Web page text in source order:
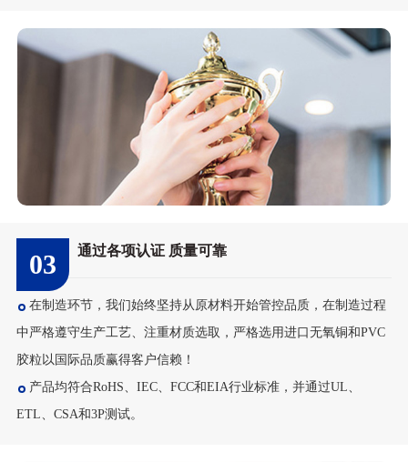
03 通过各项认证 质量可靠
在制造环节，我们始终坚持从原材料开始管控品质，在制造过程
中严格遵守生产工艺、注重材质选取，严格选用进口无氧铜和PVC
胶粒以国际品质赢得客户信赖！
产品均符合RoHS、IEC、FCC和EIA行业标准，并通过UL、
ETL、CSA和3P测试。